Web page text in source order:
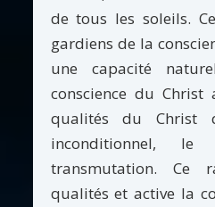
de tous les soleils.
gardiens de la
une capacité
conscience du
qualités du Christ
inconditionnel,
transmutation. Ce
qualités et active la